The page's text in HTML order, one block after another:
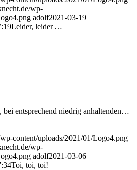
wp-
adolf2021-03-19
Leider, leider …
bei entsprechend niedrig anhaltenden…
content/uploads/2021/01/Logo4.png
wp-
adolf2021-03-06
Toi, toi, toi!